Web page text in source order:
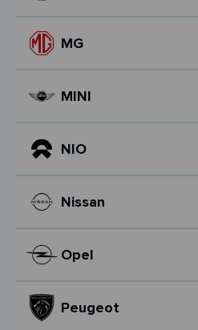
MG
MINI
NIO
Nissan
Opel
Peugeot